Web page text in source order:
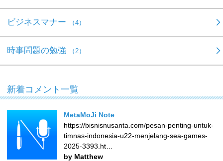
ビジネスマナー （4）
時事問題の勉強 （2）
新着コメント一覧
MetaMoJi Note
https://bisnisnusanta.com/pesan-penting-untuk-
timnas-indonesia-u22-menjelang-sea-games-
2025-3393.ht…
by Matthew